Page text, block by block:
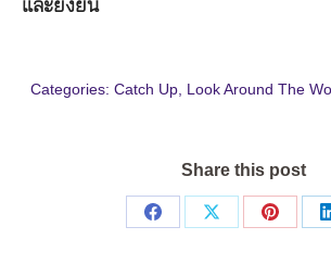
และยั่งยืน
Categories: Catch Up Look Around The
Share this post
Share
Share
Share